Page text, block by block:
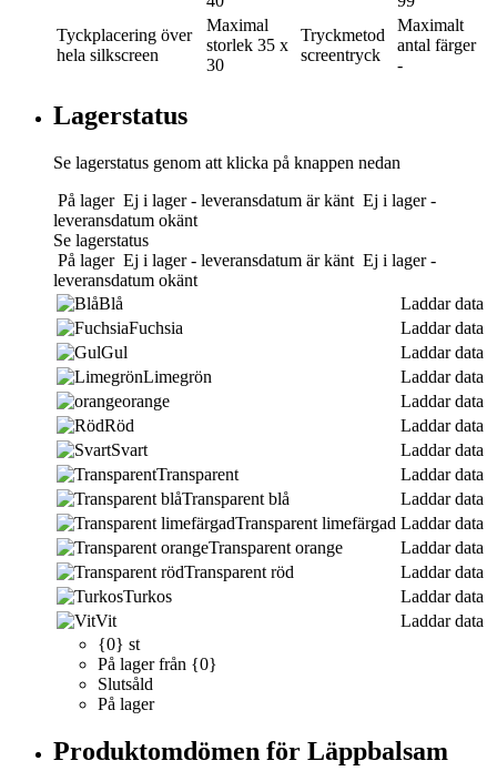
Tyckplacering över
hela silkscreen
Maximal
storlek 35 x
30
Tryckmetod
screentryck
Maximalt
antal färger
-
Lagerstatus
Se lagerstatus genom att klicka på knappen nedan
På lager Ej i lager - leveransdatum är känt Ej i lager -
leveransdatum okänt
Se lagerstatus
På lager Ej i lager - leveransdatum är känt Ej i lager -
leveransdatum okänt
Blå
Laddar data
Fuchsia
Laddar data
Gul
Laddar data
Limegrön
Laddar data
orange
Laddar data
Röd
Laddar data
Svart
Laddar data
Transparent
Laddar data
Transparent blå
Laddar data
Transparent limefärgad Laddar data
Transparent orange
Laddar data
Transparent röd
Laddar data
Turkos
Laddar data
Vit
Laddar data
{0} st
På lager från {0}
Slutsåld
På lager
Produktomdömen för Läppbalsam